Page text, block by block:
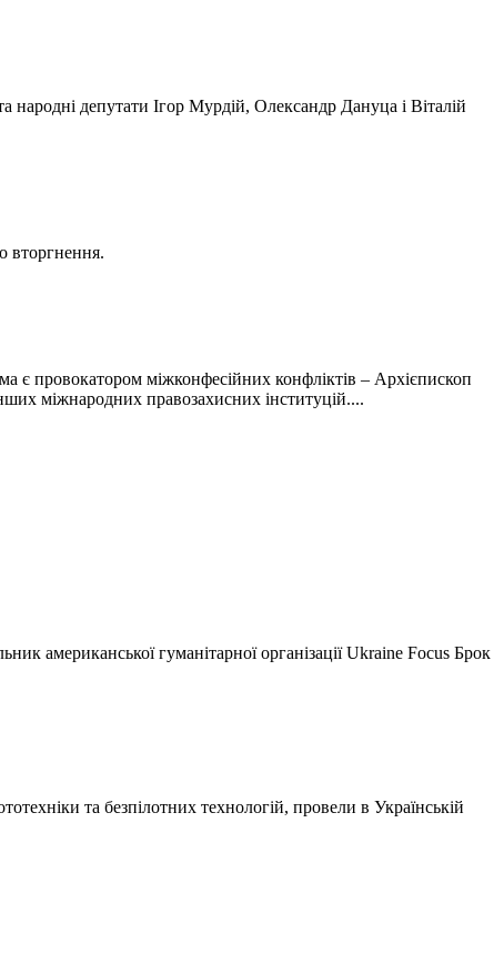
депутати Ігор Мурдій, Олександр Дануца і Віталій
вторгнення.
провокатором міжконфесійних конфліктів – Архієпископ
міжнародних правозахисних інституцій....
американської гуманітарної організації Ukraine Focus Брок
та безпілотних технологій, провели в Українській